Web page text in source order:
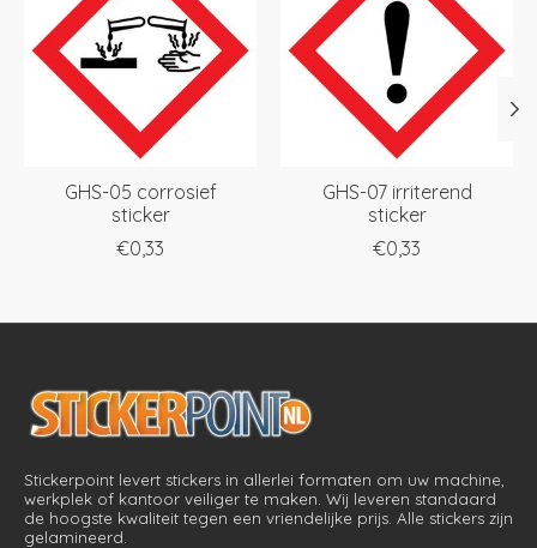
GHS-05 corrosief
sticker
€0,33
GHS-07 irriterend
sticker
€0,33
Stickerpoint levert stickers in allerlei formaten om uw machine,
werkplek of kantoor veiliger te maken. Wij leveren standaard
de hoogste kwaliteit tegen een vriendelijke prijs. Alle stickers zijn
gelamineerd.